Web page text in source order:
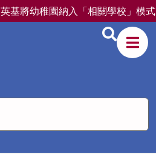
英基將幼稚園納入「相關學校」模式